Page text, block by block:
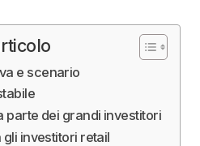
e scenario
parte dei grandi investitori
investitori retail